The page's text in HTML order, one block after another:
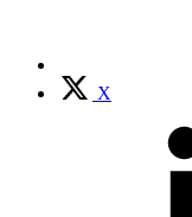
X